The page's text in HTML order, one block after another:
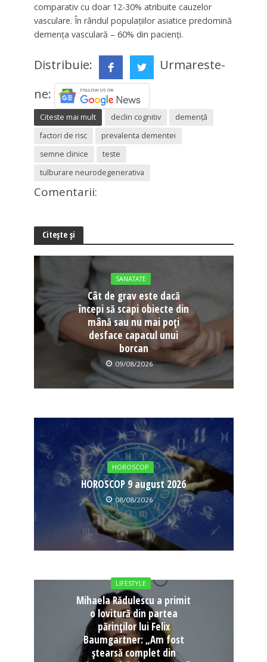
comparativ cu doar 12-30% atribuite cauzelor
vasculare. În rândul populaţiilor asiatice predomină
demenţa vasculară – 60% din pacienţi.
Distribuie:
Urmareste-
ne:
Citeste mai mult declin cognitiv
demență
factori de risc
prevalenta dementei
semne clinice
teste
tulburare neurodegenerativa
Comentarii:
Citește și
SANATATE
Cât de grav este dacă
începi să scapi obiecte din
mână sau nu mai poți
desface capacul unui
borcan
09/08/2026
HOROSCOP
HOROSCOP 9 august 2026
08/08/2026
LIFESTYLE
Mihaela Rădulescu a primit
o lovitură din partea
părinților lui Felix
Baumgartner: „Am fost
ștearsă complet din